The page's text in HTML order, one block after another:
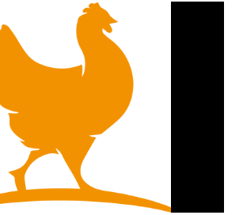
آب و غذای آن ها چک و تمیز شده و اطمینان
باقی مانده غذای فاسد در ظروف باقی نماند.